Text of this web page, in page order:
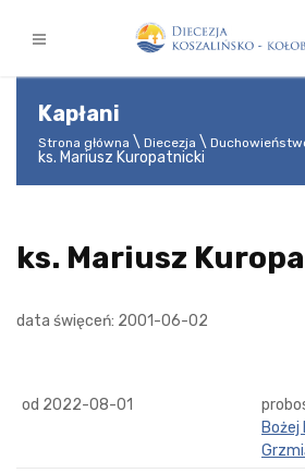
Kapłani
Strona główna Diecezja
ks. Mariusz Kuropatnicki
ks. Mariusz
data święceń: 2001-06-02
od 2022-08-01
Bożej